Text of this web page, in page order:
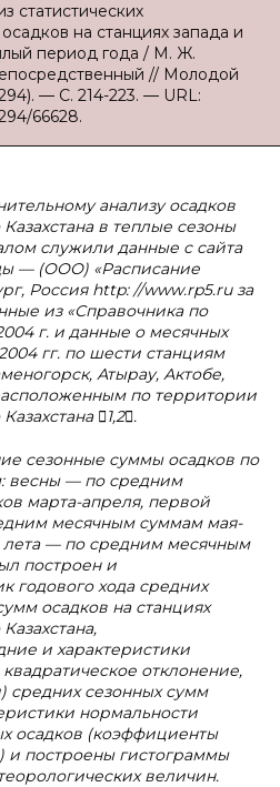
статистических
на станциях запада и
период года / М. Ж.
// Молодой
— С. 214-223. — URL:
66628.
анализу осадков
в теплые сезоны
служили данные с сайта
— (ООО) «Расписание
Россия http: //www.rp5.ru за
из «Справочника по
г. и данные о месячных
гг. по шести станциям
Атырау, Актобе,
по территории
1,2.
сезонные суммы осадков по
весны — по средним
марта-апреля, первой
месячным суммам мая-
— по средним месячным
построен и
годового хода средних
осадков на станциях
и характеристики
отклонение,
сезонных сумм
нормальности
осадков (коэффициенты
и построены гистограммы
величин.